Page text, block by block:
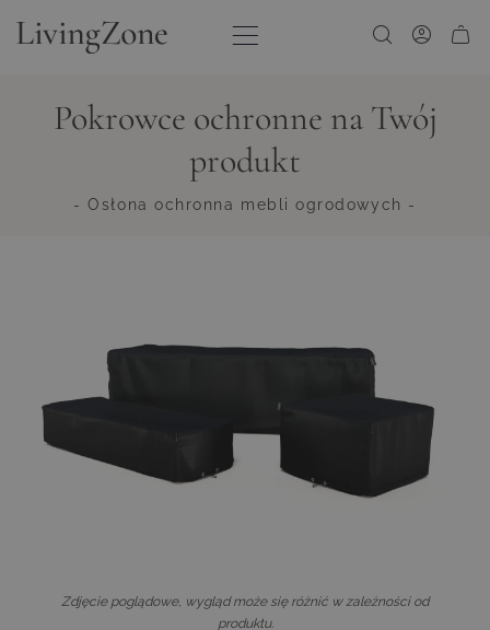
Pokrowce ochronne na Twój
produkt
- Osłona ochronna mebli ogrodowych -
Zdjęcie poglądowe, wygląd może się różnić w zależności od
produktu.